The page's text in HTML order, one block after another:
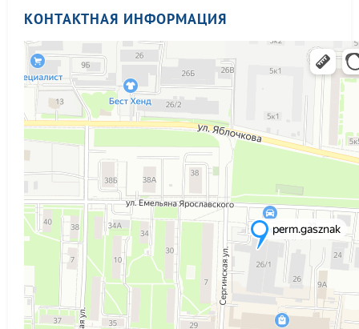
КОНТАКТНАЯ ИНФОРМАЦИЯ